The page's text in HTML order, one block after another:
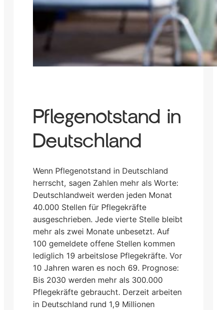
Pflegenotstand in
Deutschland
Wenn Pflegenotstand in Deutschland
herrscht, sagen Zahlen mehr als Worte:
Deutschlandweit werden jeden Monat
40.000 Stellen für Pflegekräfte
ausgeschrieben. Jede vierte Stelle bleibt
mehr als zwei Monate unbesetzt. Auf
100 gemeldete offene Stellen kommen
lediglich 19 arbeitslose Pflegekräfte. Vor
10 Jahren waren es noch 69. Prognose:
Bis 2030 werden mehr als 300.000
Pflegekräfte gebraucht. Derzeit arbeiten
in Deutschland rund 1,9 Millionen